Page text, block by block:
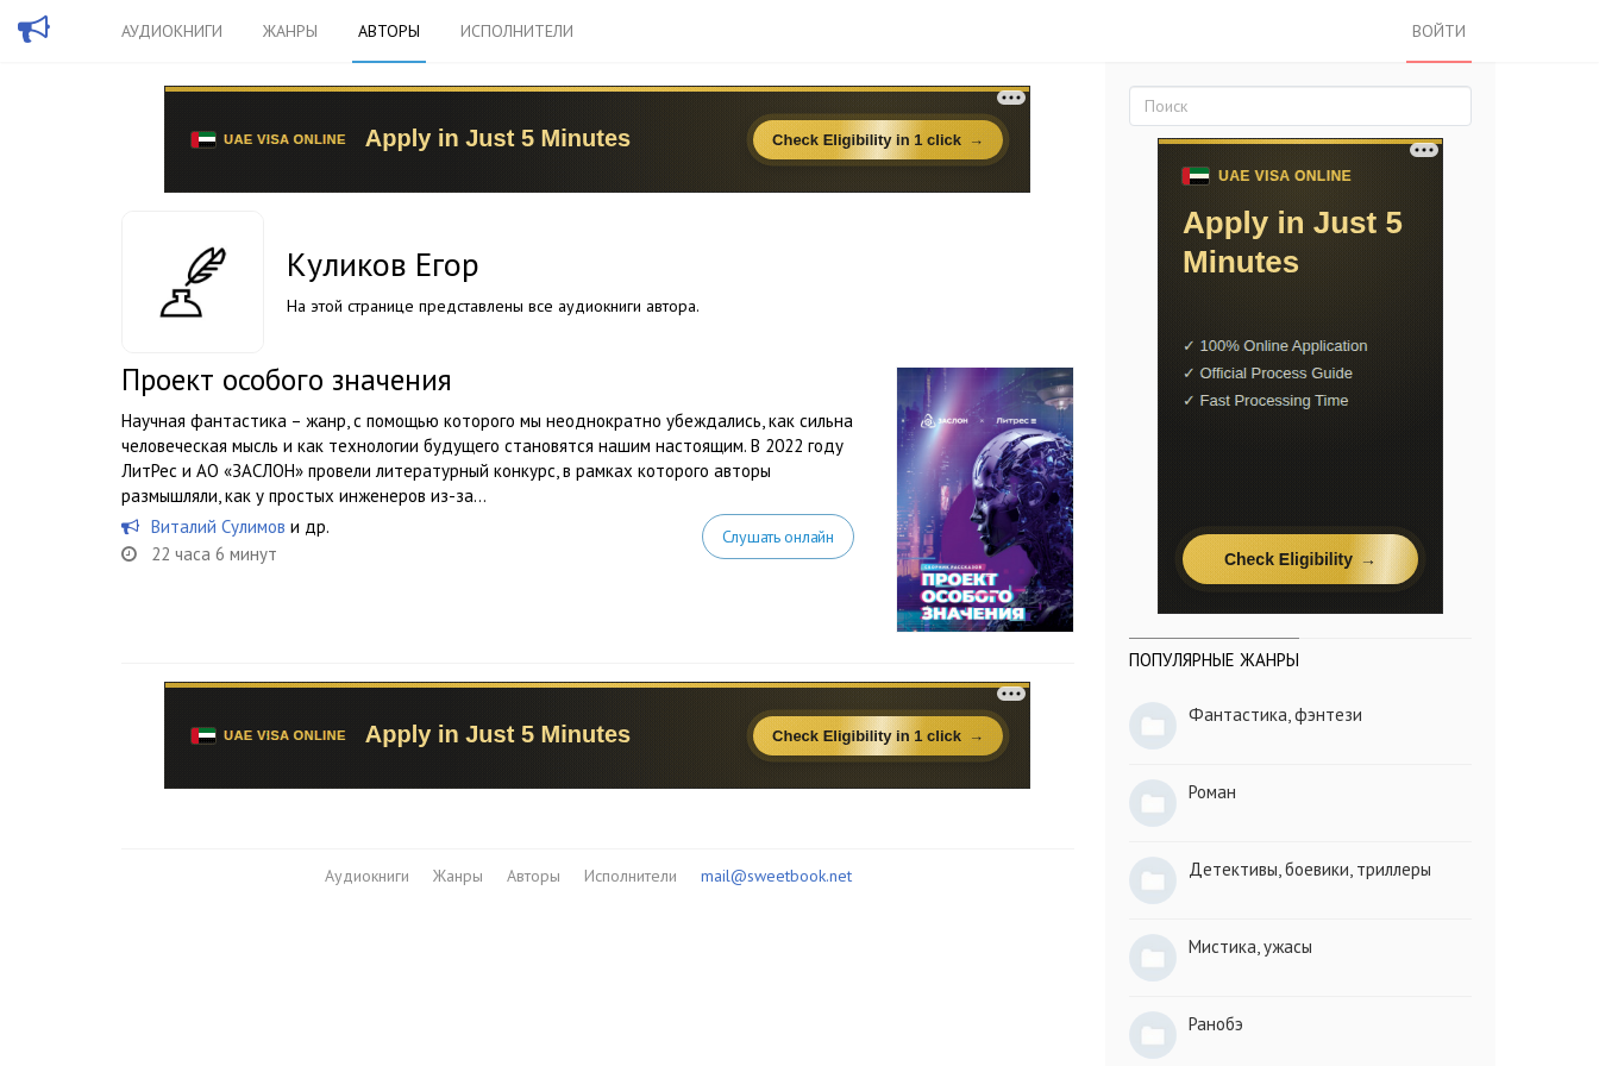
АУДИОКНИГИ ЖАНРЫ АВТОРЫ ИСПОЛНИТЕЛИ ВОЙТИ
Куликов Егор
На этой странице представлены все аудиокниги автора.
Проект особого значения
Научная фантастика – жанр, с помощью которого мы неоднократно убеждались, как сильна
человеческая мысль и как технологии будущего становятся нашим настоящим. В 2022 году
ЛитРес и АО «ЗАСЛОН» провели литературный конкурс, в рамках которого авторы
размышляли, как у простых инженеров из-за...
Виталий Сулимов и др.
22 часа 6 минут
Слушать онлайн
Аудиокниги Жанры Авторы Исполнители mail@sweetbook.net
ПОПУЛЯРНЫЕ ЖАНРЫ
Фантастика, фэнтези
Роман
Детективы, боевики, триллеры
Мистика, ужасы
Ранобэ